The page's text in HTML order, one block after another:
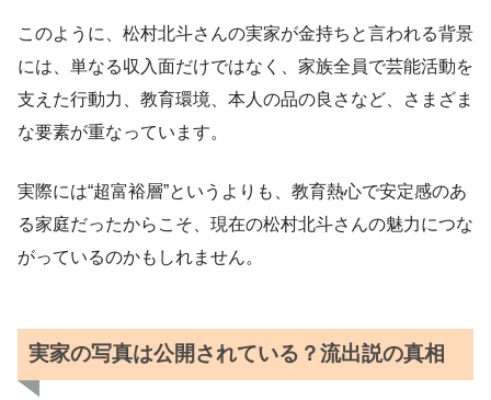
このように、松村北斗さんの実家が金持ちと言われる背景
には、単なる収入面だけではなく、家族全員で芸能活動を
支えた行動力、教育環境、本人の品の良さなど、さまざま
な要素が重なっています。
実際には“超富裕層”というよりも、教育熱心で安定感のあ
る家庭だったからこそ、現在の松村北斗さんの魅力につな
がっているのかもしれません。
実家の写真は公開されている？流出説の真相